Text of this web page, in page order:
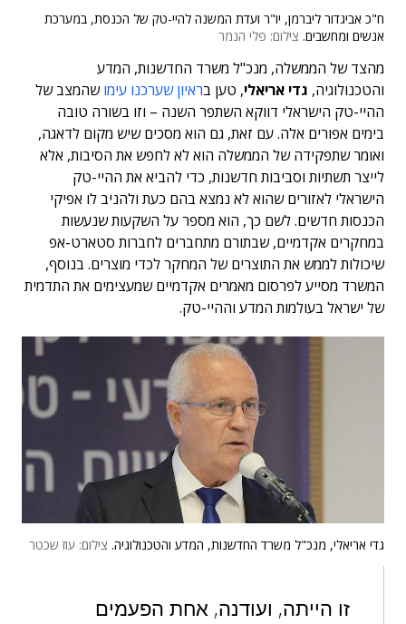
ח"כ אביגדור ליברמן, יו"ר ועדת המשנה להיי-טק של הכנסת, במערכת
אנשים ומחשבים. צילום: פלי הנמר
מהצד של הממשלה, מנכ"ל משרד החדשנות, המדע
והטכנולוגיה, גדי אריאלי, טען בראיון שערכנו עימושהמצב של
ההיי-טק הישראלי דווקא השתפר השנה – וזו בשורה טובה
בימים אפורים אלה. עם זאת, גם הוא מסכים שיש מקום לדאגה,
ואומר שתפקידה של הממשלה הוא לא לחפש את הסיבות, אלא
לייצר תשתיות וסביבות חדשנות, כדי להביא את ההיי-טק
הישראלי לאזורים שהוא לא נמצא בהם כעת ולהניב לו אפיקי
הכנסות חדשים. לשם כך, הוא מספר על השקעות שנעשות
במחקרים אקדמיים, שבתורם מתחברים לחברות סטארט-אפ
שיכולות לממש את התוצרים של המחקר לכדי מוצרים. בנוסף,
המשרד מסייע לפרסום מאמרים אקדמיים שמעצימים את התדמית
של ישראל בעולמות המדע וההיי-טק.
גדי אריאלי, מנכ"ל משרד החדשנות, המדע והטכנולוגיה. צילום: עוז שכטר
זו הייתה, ועודנה, אחת הפעמים